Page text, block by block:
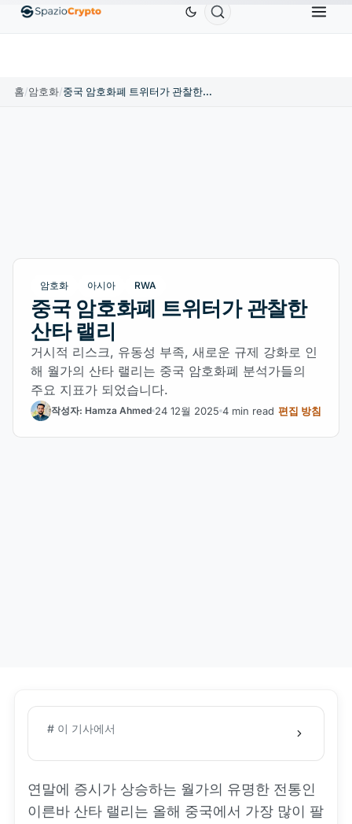
EthereumETHUS$1,880.58 Tether USDT BNB
홈/암호화/ 중국 암호화폐 트위터가 관찰한 산타 랠리
암호화 아시아 RWA
중국 암호화폐 트위터가 관찰한
산타 랠리
거시적 리스크, 유동성 부족, 새로운 규제 강화로 인
해 월가의 산타 랠리는 중국 암호화폐 분석가들의
주요 지표가 되었습니다.
작성자: Hamza Ahmed 24 12월 2025 4 min read 편집 방침
# 이 기사에서
연말에 증시가 상승하는 월가의 유명한 전통인
이른바 산타 랠리는 올해 중국에서 가장 많이 팔